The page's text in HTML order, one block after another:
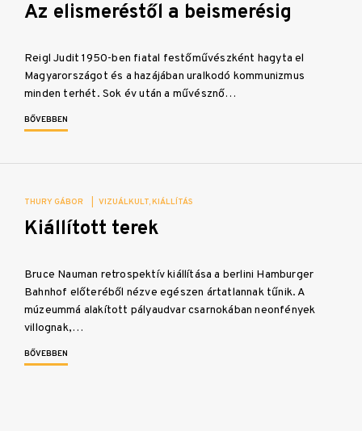
Az elismeréstől a beismerésig
Reigl Judit 1950-ben fiatal festőművészként hagyta el
Magyarországot és a hazájában uralkodó kommunizmus
minden terhét. Sok év után a művésznő…
BŐVEBBEN
THURY GÁBOR VIZUÁLKULT KIÁLLÍTÁS
Kiállított terek
Bruce Nauman retrospektív kiállítása a berlini Hamburger
Bahnhof előteréből nézve egészen ártatlannak tűnik. A
múzeummá alakított pályaudvar csarnokában neonfények
villognak,…
BŐVEBBEN